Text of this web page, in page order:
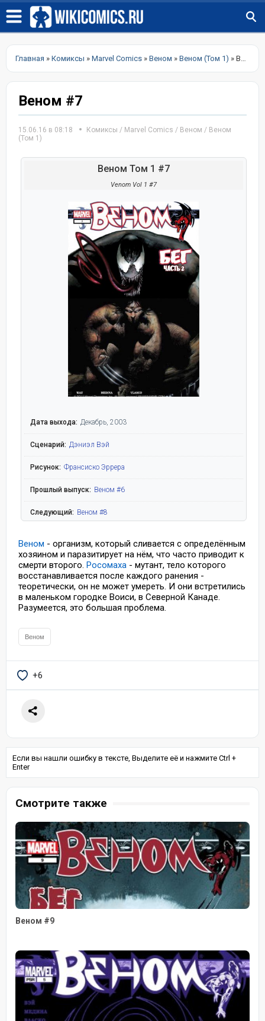
Главная » Комиксы » Marvel Comics » Веном » Веном (Том 1) » Веном #7
Веном #7
15.06.16 в 08:18 Комиксы / Marvel Comics / Веном / Веном
(Том 1)
Веном Том 1 #7
Venom Vol 1 #7
Дата выхода: Декабрь, 2003
Сценарий: Дэниэл Вэй
Рисунок: Франсиско Эррера
Прошлый выпуск: Веном #6
Следующий: Веном #8
Веном - организм, который сливается с определённым
хозяином и паразитирует на нём, что часто приводит к
смерти второго. Росомаха - мутант, тело которого
восстанавливается после каждого ранения -
теоретически, он не может умереть. И они встретились
в маленьком городке Воиси, в Северной Канаде.
Разумеется, это большая проблема.
Веном
+6
Если вы нашли ошибку в тексте, Выделите её и нажмите Ctrl +
Enter
Смотрите также
Веном #9